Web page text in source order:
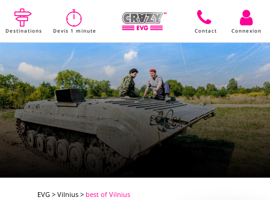
Destinations Devis 1 minute Contact Connexion
EVG > Vilnius > best of Vilnius